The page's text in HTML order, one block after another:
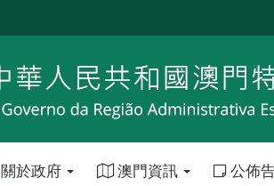
關於政府 澳門資訊 公佈